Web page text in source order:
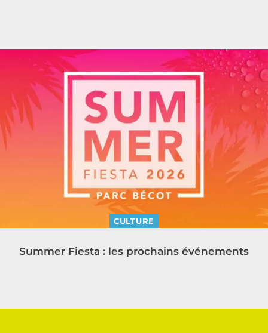
CULTURE
Summer Fiesta : les prochains événements